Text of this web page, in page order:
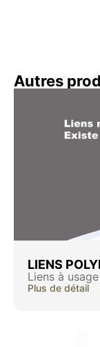
Autres
LIENS
Liens à
Plus de détail